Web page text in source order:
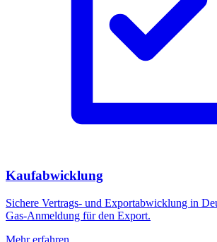
Kaufabwicklung
Sichere Vertrags- und Exportabwicklung in
Gas-Anmeldung für den Export.
Mehr erfahren